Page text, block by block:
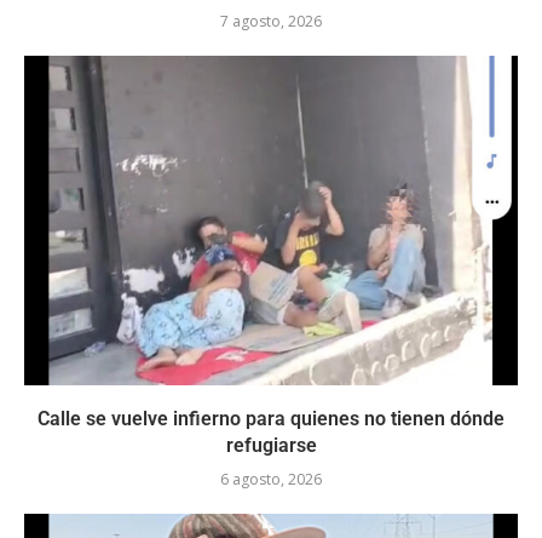
7 agosto, 2026
Calle se vuelve infierno para quienes no tienen dónde
refugiarse
6 agosto, 2026